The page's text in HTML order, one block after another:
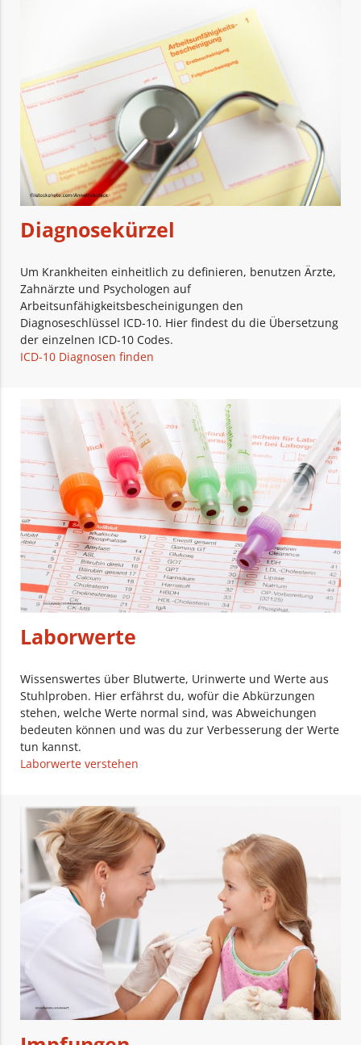
Diagnosekürzel
Um Krankheiten einheitlich zu definieren, benutzen Ärzte,
Zahnärzte und Psychologen auf
Arbeitsunfähigkeitsbescheinigungen den
Diagnoseschlüssel ICD-10. Hier findest du die Übersetzung
der einzelnen ICD-10 Codes.
ICD-10 Diagnosen finden
Laborwerte
Wissenswertes über Blutwerte, Urinwerte und Werte aus
Stuhlproben. Hier erfährst du, wofür die Abkürzungen
stehen, welche Werte normal sind, was Abweichungen
bedeuten können und was du zur Verbesserung der Werte
tun kannst.
Laborwerte verstehen